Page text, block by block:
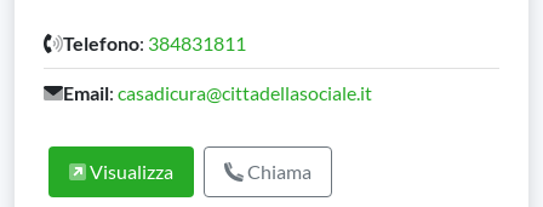
Telefono: 384831811
Email: casadicura@cittadellasociale.it
Visualizza Chiama